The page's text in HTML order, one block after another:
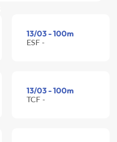
13/03 - 100m
ESF -
13/03 - 100m
TCF -